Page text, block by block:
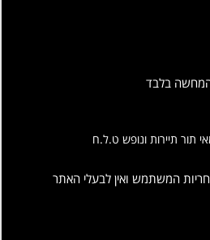
בלבד
תור תיירות ונופש ט.ל.ח
המשתמש ואין לבעלי האתר